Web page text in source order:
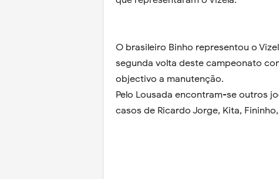
O brasileiro Binho representou o
segunda volta deste campeonato
objectivo a manutenção.
Pelo Lousada encontram-se outros
casos de Ricardo Jorge, Kita,